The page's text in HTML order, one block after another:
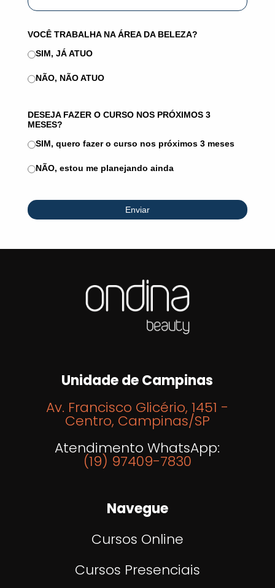
Unidade de Campinas
Av. Francisco Glicério, 1451 -
Centro, Campinas/SP
Atendimento WhatsApp:
(19) 97409-7830
Navegue
Cursos Online
Cursos Presenciais